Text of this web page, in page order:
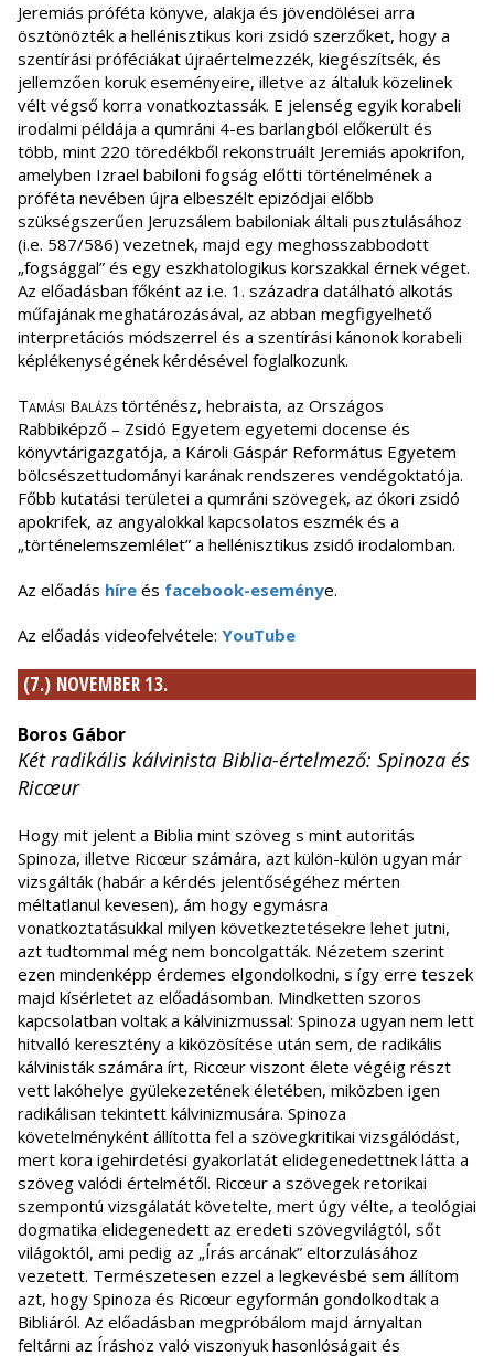
Jeremiás próféta könyve, alakja és jövendölései arra
ösztönözték a hellénisztikus kori zsidó szerzőket, hogy a
szentírási próféciákat újraértelmezzék, kiegészítsék, és
jellemzően koruk eseményeire, illetve az általuk közelinek
vélt végső korra vonatkoztassák. E jelenség egyik korabeli
irodalmi példája a qumráni 4-es barlangból előkerült és
több, mint 220 töredékből rekonstruált Jeremiás apokrifon,
amelyben Izrael babiloni fogság előtti történelmének a
próféta nevében újra elbeszélt epizódjai előbb
szükségszerűen Jeruzsálem babiloniak általi pusztulásához
(i.e. 587/586) vezetnek, majd egy meghosszabbodott
„fogsággal” és egy eszkhatologikus korszakkal érnek véget.
Az előadásban főként az i.e. 1. századra datálható alkotás
műfajának meghatározásával, az abban megfigyelhető
interpretációs módszerrel és a szentírási kánonok korabeli
képlékenységének kérdésével foglalkozunk.
Tamási Balázs történész, hebraista, az Országos
Rabbiképző – Zsidó Egyetem egyetemi docense és
könyvtárigazgatója, a Károli Gáspár Református Egyetem
bölcsészettudományi karának rendszeres vendégoktatója.
Főbb kutatási területei a qumráni szövegek, az ókori zsidó
apokrifek, az angyalokkal kapcsolatos eszmék és a
„történelemszemlélet” a hellénisztikus zsidó irodalomban.
Az előadás híre és facebook-eseménye.
Az előadás videofelvétele: YouTube
(7.) NOVEMBER 13.
Boros Gábor
Két radikális kálvinista Biblia-értelmező: Spinoza és
Ricœur
Hogy mit jelent a Biblia mint szöveg s mint autoritás
Spinoza, illetve Ricœur számára, azt külön-külön ugyan már
vizsgálták (habár a kérdés jelentőségéhez mérten
méltatlanul kevesen), ám hogy egymásra
vonatkoztatásukkal milyen következtetésekre lehet jutni,
azt tudtommal még nem boncolgatták. Nézetem szerint
ezen mindenképp érdemes elgondolkodni, s így erre teszek
majd kísérletet az előadásomban. Mindketten szoros
kapcsolatban voltak a kálvinizmussal: Spinoza ugyan nem lett
hitvalló keresztény a kiközösítése után sem, de radikális
kálvinisták számára írt, Ricœur viszont élete végéig részt
vett lakóhelye gyülekezetének életében, miközben igen
radikálisan tekintett kálvinizmusára. Spinoza
követelményként állította fel a szövegkritikai vizsgálódást,
mert kora igehirdetési gyakorlatát elidegenedettnek látta a
szöveg valódi értelmétől. Ricœur a szövegek retorikai
szempontú vizsgálatát követelte, mert úgy vélte, a teológiai
dogmatika elidegenedett az eredeti szövegvilágtól, sőt
világoktól, ami pedig az „Írás arcának” eltorzulásához
vezetett. Természetesen ezzel a legkevésbé sem állítom
azt, hogy Spinoza és Ricœur egyformán gondolkodtak a
Bibliáról. Az előadásban megpróbálom majd árnyaltan
feltárni az Íráshoz való viszonyuk hasonlóságait és